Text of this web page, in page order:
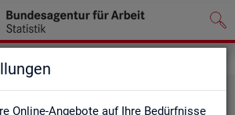
Online-Angebote auf Ihre Bedürfnisse